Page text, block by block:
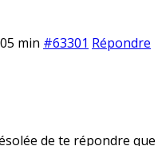
min #63301 Répondre
de te répondre que